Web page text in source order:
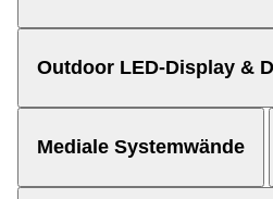
Outdoor LED-Display &
Mediale Systemwände